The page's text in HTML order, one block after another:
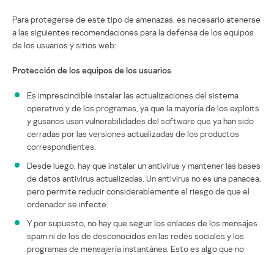
Para protegerse de este tipo de amenazas, es necesario atenerse
a las siguientes recomendaciones para la defensa de los equipos
de los usuarios y sitios web:
Protección de los equipos de los usuarios
Es imprescindible instalar las actualizaciones del sistema
operativo y de los programas, ya que la mayoría de los exploits
y gusanos usan vulnerabilidades del software que ya han sido
cerradas por las versiones actualizadas de los productos
correspondientes.
Desde luego, hay que instalar un antivirus y mantener las bases
de datos antivirus actualizadas. Un antivirus no es una panacea,
pero permite reducir considerablemente el riesgo de que el
ordenador se infecte.
Y por supuesto, no hay que seguir los enlaces de los mensajes
spam ni de los de desconocidos en las redes sociales y los
programas de mensajería instantánea. Esto es algo que no